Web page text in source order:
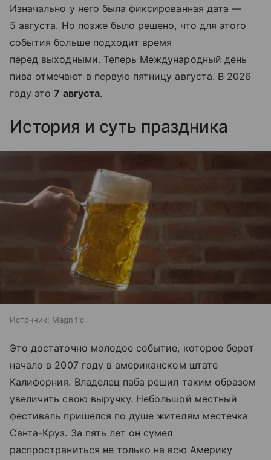
Изначально у него была фиксированная дата —
5 августа. Но позже было решено, что для этого
события больше подходит время
перед выходными. Теперь Международный день
пива отмечают в первую пятницу августа. В 2026
году это7 августа.
История и суть праздника
Источник: Magnific
Это достаточно молодое событие, которое берет
начало в 2007 году в американском штате
Калифорния. Владелец паба решил таким образом
увеличить свою выручку. Небольшой местный
фестиваль пришелся по душе жителям местечка
Санта-Круз. За пять лет он сумел
распространиться не только на всю Америку